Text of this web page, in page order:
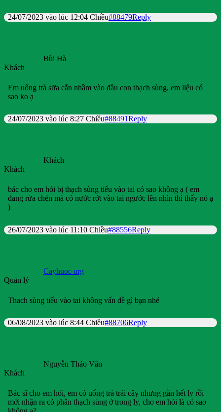
24/07/2023 vào lúc 12:04 Chiều#88479Reply
Bùi Hà
Khách
Em uống trà sữa cắn nhầm vào đầu con thạch sùng, em liệu có
sao ko ạ
24/07/2023 vào lúc 8:27 Chiều#88491Reply
Khách
Khách
bác cho em hỏi bị thạch sùng tiểu vào tai có sao không ạ ( em
đang rửa chén mà có nước rớt vào tai ngước lên nhìn thì thấy nó ạ
)
26/07/2023 vào lúc 11:10 Chiều#88556Reply
Cayhuoc org
Quản lý
Thach sùng tiểu vào tai không vấn đề gì bạn nhé
06/08/2023 vào lúc 8:44 Chiều#88706Reply
Nguyễn Thảo Vân
Khách
Bác sĩ cho em hỏi, em có uống trà trái cây nhưng gần hết ly rồi
mới nhận ra có phân thạch sùng ở trong ly, cho em hỏi là có sao